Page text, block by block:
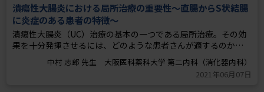
潰瘍性大腸炎における局所治療の重要性～直腸からS状結腸
に炎症のある患者の特徴～
中村 志郎 先生 大阪医科薬科大学 第二内科（消化器内科）
潰瘍性大腸炎（UC）治療の基本の一つである局所治療。その効
果を十分発揮させるには、どのような患者さんが適するのかの
見極めが重要と言われています。この動画では、特に直腸からS
状結腸に炎症が残る患者さんを排便パターンから見極める方法
2021年06月07日